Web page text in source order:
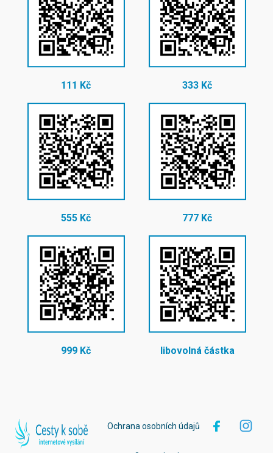
111 Kč 333 Kč
555 Kč 777 Kč
999 Kč libovolná částka
Ochrana osobních údajů